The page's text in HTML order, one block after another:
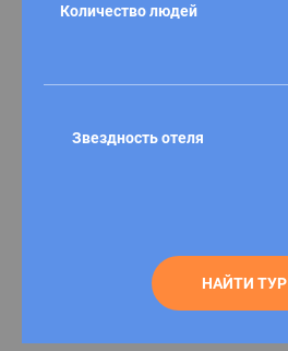
Количество людей
Звездность отеля
НАЙТИ ТУР